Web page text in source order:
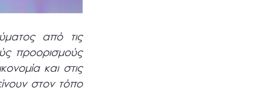
από τις
προορισμούς
και στις
στον τόπο